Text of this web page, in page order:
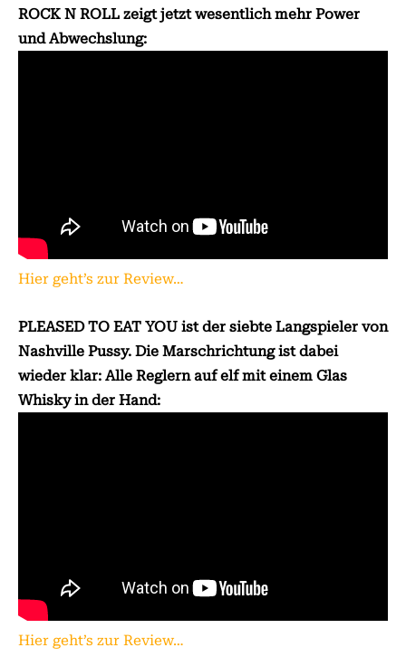
ROCK N ROLL zeigt jetzt wesentlich mehr Power
und Abwechslung:
Hier geht’s zur Review…
PLEASED TO EAT YOU ist der siebte Langspieler von
Nashville Pussy. Die Marschrichtung ist dabei
wieder klar: Alle Reglern auf elf mit einem Glas
Whisky in der Hand:
Hier geht’s zur Review…